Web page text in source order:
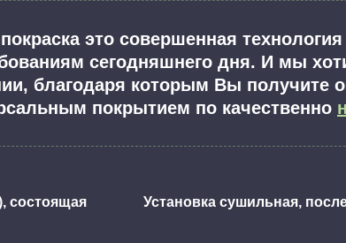
это совершенная
сегодняшнего дня. И мы
благодаря которым Вы получите
покрытием по качественно
состоящая
Установка сушильная,